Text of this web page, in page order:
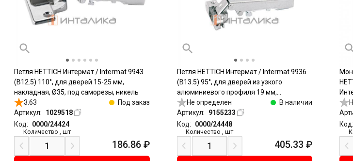
Петля HETTICH Интермат / Intermat 9943
(B12.5) 110°, для дверей 15-25 мм,
накладная, Ø35, под саморезы, никель
3.63
Под заказ
Артикул:
1029518
Код:
0000/24424
Количество шт
186.86 ₽
Петля HETTICH Интермат / Intermat 9936
(B13.5) 95°, для дверей из узкого
алюминиевого профиля 19 мм,
накладная, под саморезы, никель
Не определен
В наличии
Артикул:
9155233
Код:
0000/24448
Количество ,шт
405.33 ₽
Код: